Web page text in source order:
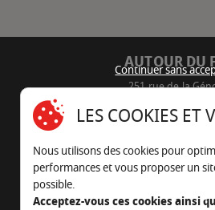
AUTOUR DU
251 rue de la
05 45 22
Nous envoyer un
Continuer sans
LES COOKIES ET
Nous utilisons des cookies pour
performances et vous proposer un
possible.
Acceptez-vous ces cookies ainsi